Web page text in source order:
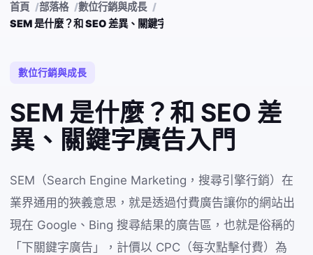
首頁 部落格
數位行銷與成長
SEM 是什麼？和 SEO 差異、關鍵字廣告入門
數位行銷與成長
SEM 是什麼？和 SEO 差
異、關鍵字廣告入門
SEM（Search Engine Marketing，搜尋引擎行銷）在
業界通用的狹義意思，就是透過付費廣告讓你的網站出
現在 Google、Bing 搜尋結果的廣告區，也就是俗稱的
「下關鍵字廣告」，計價以 CPC（每次點擊付費）為